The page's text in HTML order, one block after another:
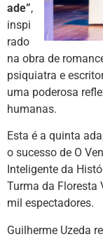
ade”,
inspi
rado
na obra de
psiquiatra e
uma poderosa
humanas.
Esta é a quinta
o sucesso de O
Inteligente da
Turma da Floresta
mil espectadores.
Guilherme Uzeda